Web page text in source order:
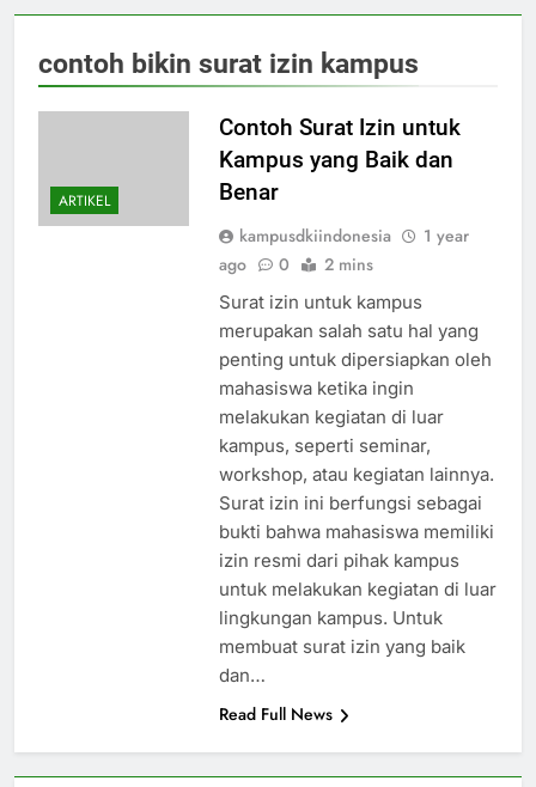
contoh bikin surat izin kampus
ARTIKEL
Contoh Surat Izin untuk
Kampus yang Baik dan
Benar
kampusdkiindonesia
1 year
ago
0 2 mins
Surat izin untuk kampus
merupakan salah satu hal yang
penting untuk dipersiapkan oleh
mahasiswa ketika ingin
melakukan kegiatan di luar
kampus, seperti seminar,
workshop, atau kegiatan lainnya.
Surat izin ini berfungsi sebagai
bukti bahwa mahasiswa memiliki
izin resmi dari pihak kampus
untuk melakukan kegiatan di luar
lingkungan kampus. Untuk
membuat surat izin yang baik
dan…
Read Full News